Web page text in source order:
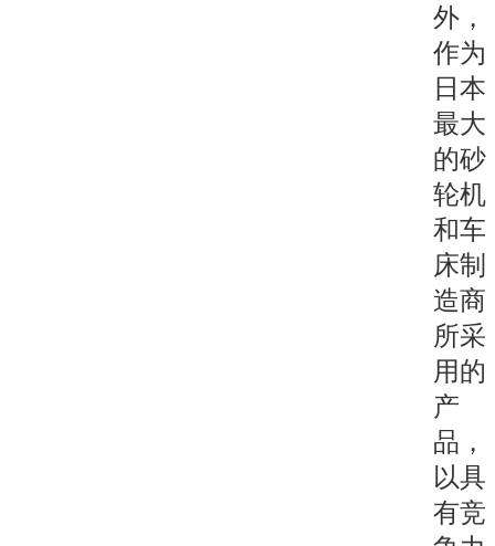
外，
作为
日本
最大
的砂
轮机
和车
床制
造商
所采
用的
产
品，
以具
有竞